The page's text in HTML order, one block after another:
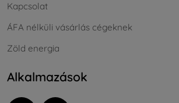
Kapcsolat
ÁFA nélküli vásárlás cégeknek
Zöld energia
Alkalmazások